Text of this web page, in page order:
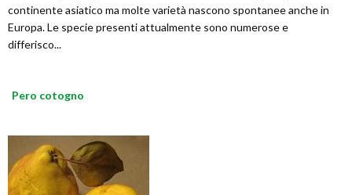
continente asiatico ma molte varietà nascono spontanee anche in
Europa. Le specie presenti attualmente sono numerose e
differisco...
Pero cotogno